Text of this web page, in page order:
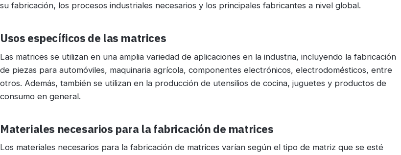
su fabricación, los procesos industriales necesarios y los principales fabricantes a nivel global.
Usos específicos de las matrices
Las matrices se utilizan en una amplia variedad de aplicaciones en la industria, incluyendo la fabricación
de piezas para automóviles, maquinaria agrícola, componentes electrónicos, electrodomésticos, entre
otros. Además, también se utilizan en la producción de utensilios de cocina, juguetes y productos de
consumo en general.
Materiales necesarios para la fabricación de matrices
Los materiales necesarios para la fabricación de matrices varían según el tipo de matriz que se esté